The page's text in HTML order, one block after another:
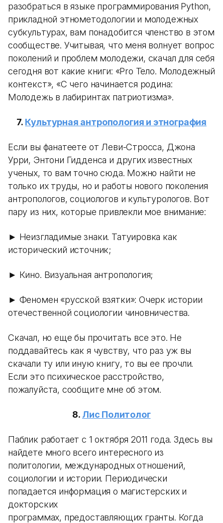
разобраться в языке программирования Python,
прикладной этнометодологии и молодежных
субкультурах, вам понадобится членство в этом
сообществе. Учитывая, что меня волнует вопрос
поколений и проблем молодежи, скачал для себя
сегодня вот какие книги: «Pro Тело. Молодежный
контекст», «С чего начинается родина:
Молодежь в лабиринтах патриотизма».
7. Культурная антропология и этнография
Если вы фанатеете от Леви-Стросса, Джона
Урри, Энтони Гидденса и других известных
ученых, то вам точно сюда. Можно найти не
только их труды, но и работы нового поколения
антропологов, социологов и культурологов. Вот
пару из них, которые привлекли мое внимание:
► Неизгладимые знаки. Татуировка как
исторический источник;
► Кино. Визуальная антропология;
► Феномен «русской взятки»: Очерк истории
отечественной социологии чиновничества.
Скачал, но еще бы прочитать все это. Не
поддавайтесь как я чувству, что раз уж вы
скачали ту или иную книгу, то вы ее прочли.
Если это психическое расстройство,
пожалуйста, сообщите мне об этом.
8. Лис Политолог
Паблик работает с 1 октября 2011 года. Здесь вы
найдете много всего интересного из
политологии, международных отношений,
социологии и истории. Периодически
попадается информация о магистерских и
докторских
программах, предоставляющих гранты. Когда